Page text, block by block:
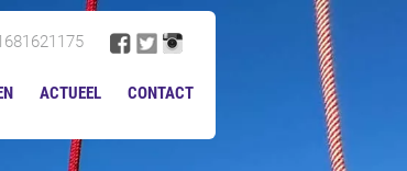
ACTUEEL CONTACT